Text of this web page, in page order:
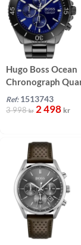
Hugo Boss Ocean
Chronograph
48 mm
Ref: 1513743
3 998kr 2 498 kr